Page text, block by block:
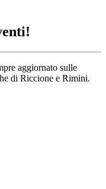
aggiornato sulle
di Riccione e Rimini.